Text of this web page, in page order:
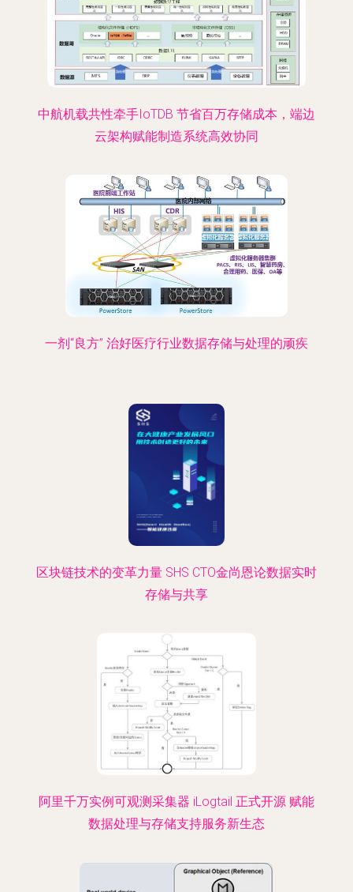
中航机载共性牵手IoTDB 节省百万存储成本，端边
云架构赋能制造系统高效协同
一剂“良方” 治好医疗行业数据存储与处理的顽疾
区块链技术的变革力量 SHS CTO金尚恩论数据实时
存储与共享
阿里千万实例可观测采集器 iLogtail 正式开源 赋能
数据处理与存储支持服务新生态